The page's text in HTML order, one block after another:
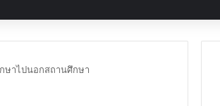
ษาไปนอกสถานศึกษา